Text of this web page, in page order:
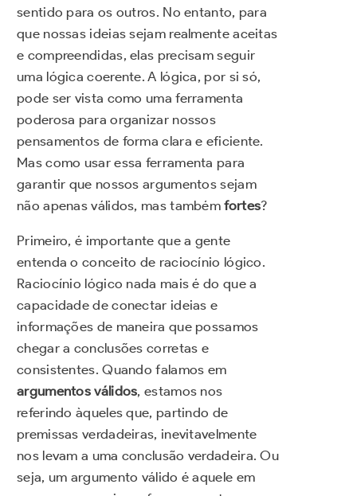
sentido para os outros. No entanto, para
que nossas ideias sejam realmente aceitas
e compreendidas, elas precisam seguir
uma lógica coerente. A lógica, por si só,
pode ser vista como uma ferramenta
poderosa para organizar nossos
pensamentos de forma clara e eficiente.
Mas como usar essa ferramenta para
garantir que nossos argumentos sejam
não apenas válidos, mas tambémfortes?
Primeiro, é importante que a gente
entenda o conceito de raciocínio lógico.
Raciocínio lógico nada mais é do que a
capacidade de conectar ideias e
informações de maneira que possamos
chegar a conclusões corretas e
consistentes. Quando falamos em
argumentos válidos, estamos nos
referindo àqueles que, partindo de
premissas verdadeiras, inevitavelmente
nos levam a uma conclusão verdadeira. Ou
seja, um argumento válido é aquele em